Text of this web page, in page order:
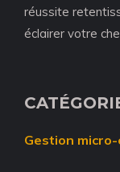
réussite
éclairer votre
Gestion